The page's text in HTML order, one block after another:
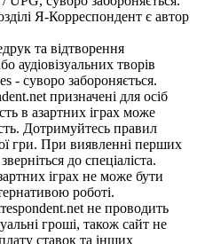
Я-Корреспондент є автор
та відтворення
аудіовізуальних творів
- суворо забороняється.
призначені для осіб
в азартних іграх може
Дотримуйтесь правил
гри. При виявленні перших
до спеціаліста.
іграх не може бути
роботі.
не проводить
гроші, також сайт не
ставок та інших